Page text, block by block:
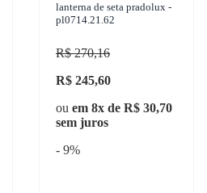
lanterna de seta pradolux -
pl0714.21.62
R$ 270,16
R$ 245,60
ou em 8x de R$ 30,70
sem juros
- 9%